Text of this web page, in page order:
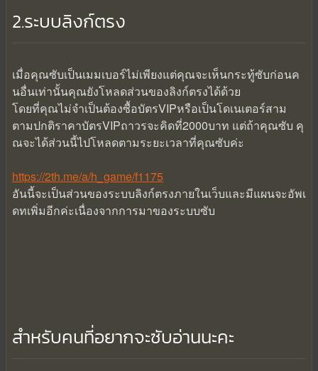
2.ระบบลิงก์ตรง
เมื่อคุณซับเป็นเมมเบอร์ไม่เพียงแต่คุณจะเห็นกระทู้ซับก่อนค
นอื่นเท่านั้นคุณยังโหลดส่วนของลิงก์ตรงได้ด้วย
โดยที่คุณไม่จำเป็นต้องซื้อบัตรVIPหรือเป็นโดเนเตอร์สาม
ตามปกติราคาบัตรVIPถาวรจะคิดที่2000บาท แต่ถ้าคุณซับ คุ
ณจะได้ส่วนนี้ไปโหลดตามระยะเวลาที่คุณซับค่ะ
https://2th.me/a/h_game/f1175
อันนี้จะเป็นส่วนของระบบลิงก์ตรงภายในเว็บและมีแผนจะอัพเ
ดทเพิ่มอีกค่ะเนื่องจากการมาของระบบซับ
สำหรับคนที่อยากจะซับอ่านนะคะ